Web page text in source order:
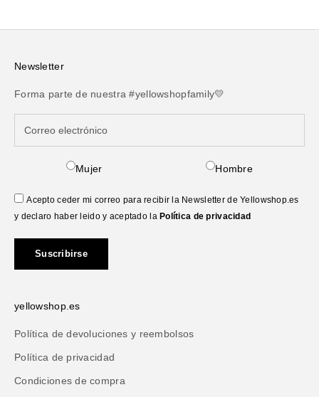
Newsletter
Forma parte de nuestra #yellowshopfamily💛
Mujer Hombre
Acepto ceder mi correo para recibir la Newsletter de Yellowshop.es
y declaro haber leido y aceptado laPolítica de privacidad
Suscribirse
yellowshop.es
Política de devoluciones y reembolsos
Política de privacidad
Condiciones de compra